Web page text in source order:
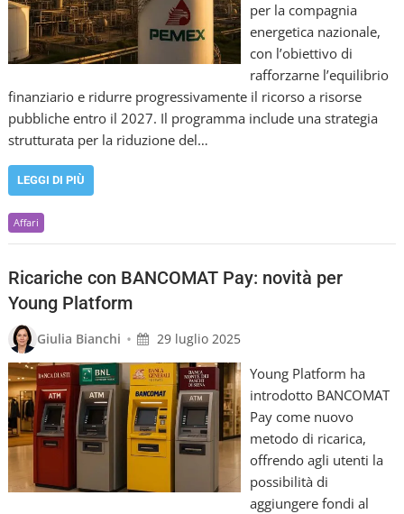
per la compagnia
energetica nazionale,
con l’obiettivo di
rafforzarne l’equilibrio
finanziario e ridurre progressivamente il ricorso a risorse
pubbliche entro il 2027. Il programma include una strategia
strutturata per la riduzione del…
LEGGI DI PIÙ
Affari
Ricariche con BANCOMAT Pay: novità per
Young Platform
Giulia Bianchi • 29 luglio 2025
Young Platform ha
introdotto BANCOMAT
Pay come nuovo
metodo di ricarica,
offrendo agli utenti la
possibilità di
aggiungere fondi al